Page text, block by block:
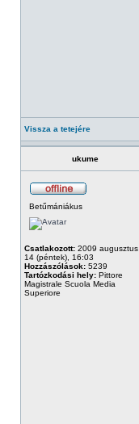
Vissza a tetejére
ukume
Betűmániákus
Csatlakozott: 2009 augusztus
14 (péntek), 16:03
Hozzászólások: 5239
Tartózkodási hely: Pittore
Magistrale Scuola Media
Superiore